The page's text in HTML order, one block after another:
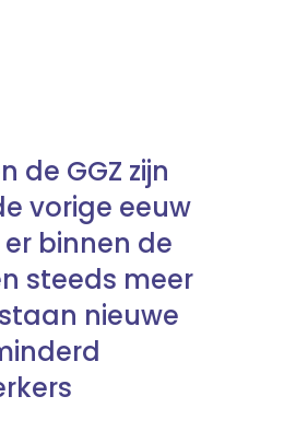
de GGZ zijn
vorige eeuw
binnen de
steeds meer
nieuwe